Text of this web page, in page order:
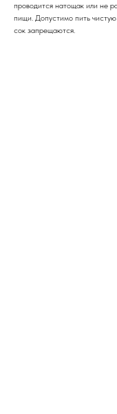
проводится натощак или не
пищи. Допустимо пить
сок запрещаются.